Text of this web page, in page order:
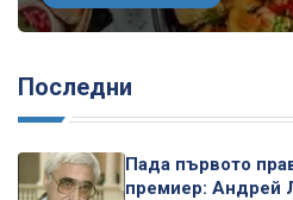
Последни
Пада първото
премиер: Андрей